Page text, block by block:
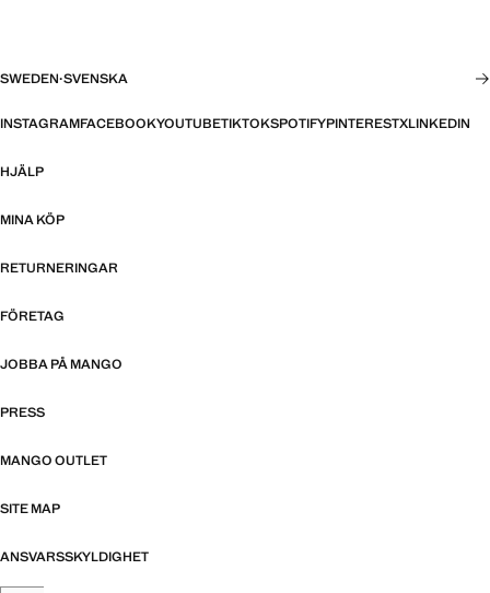
SWEDEN·SVENSKA
INSTAGRAMFACEBOOKYOUTUBETIKTOKSPOTIFYPINTERESTXLINKEDIN
HJÄLP
MINA KÖP
RETURNERINGAR
FÖRETAG
JOBBA PÅ MANGO
PRESS
MANGO OUTLET
SITE MAP
ANSVARSSKYLDIGHET